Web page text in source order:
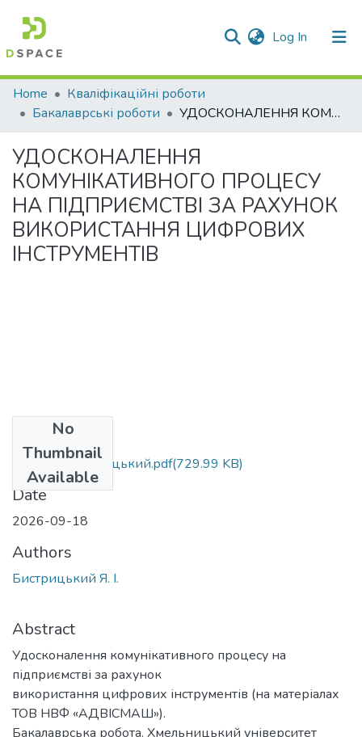
Log In (current)
Communities & Collections
All of DSpace
Statistics
Home
Кваліфікаційні роботи
Бакалаврські роботи
УДОСКОНАЛЕННЯ КОМУНІКАТИВНОГО ПРОЦЕСУ НА ПІДПРИЄМСТВІ ЗА РАХУНОК ВИКОРИСТАННЯ ЦИФРОВИХ ІНСТРУМЕНТІВ
УДОСКОНАЛЕННЯ
КОМУНІКАТИВНОГО ПРОЦЕСУ
НА ПІДПРИЄМСТВІ ЗА РАХУНОК
ВИКОРИСТАННЯ ЦИФРОВИХ
ІНСТРУМЕНТІВ
No
Thumbnail
Available
БК_073_Бистрицький.pdf(729.99 KB)
Date
2026-09-18
Authors
Бистрицький Я. І.
Abstract
Удосконалення комунікативного процесу на
підприємстві за рахунок
використання цифрових інструментів (на матеріалах
ТОВ НВФ «АДВІСМАШ»).
Бакалаврська робота. Хмельницький університет